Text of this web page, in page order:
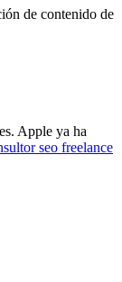
de contenido de
Apple ya ha
seo freelance